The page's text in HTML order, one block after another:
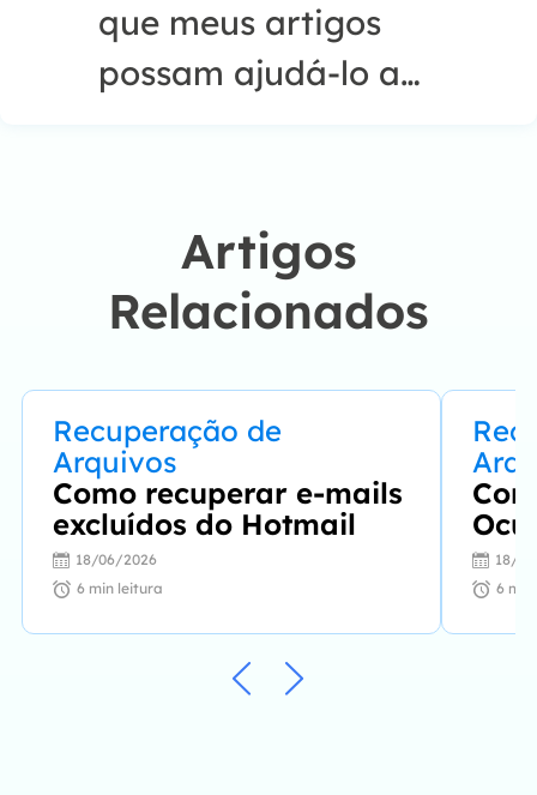
que meus artigos
possam ajudá-lo a
fácil e eficaz."…
Artigos
Relacionados
Recuperação de
Arquivos
Como recuperar e-mails
excluídos do Hotmail
18/06/2026
6 min leitura
18/
6